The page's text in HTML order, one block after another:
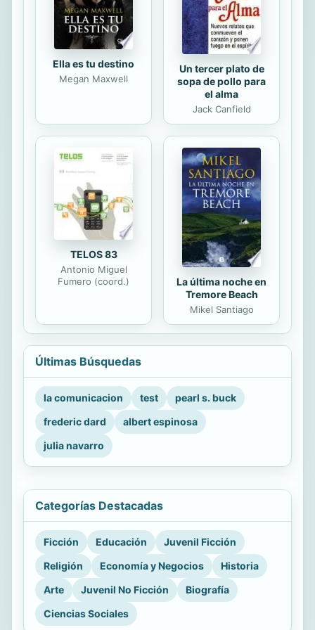
cuestiones de interés para encontrar
soluciones...
Ella es tu destino
Megan Maxwell
Un tercer plato de
sopa de pollo para
el alma
Jack Canfield
TELOS 83
Antonio Miguel
Fumero (coord.)
La última noche en
Tremore Beach
Mikel Santiago
Últimas Búsquedas
la comunicacion test
pearl s. buck
frederic dard
albert espinosa
julia navarro
Categorías Destacadas
Ficción Educación
Juvenil Ficción
Religión
Economía y Negocios
Historia
Arte
Juvenil No Ficción
Biografía
Ciencias Sociales